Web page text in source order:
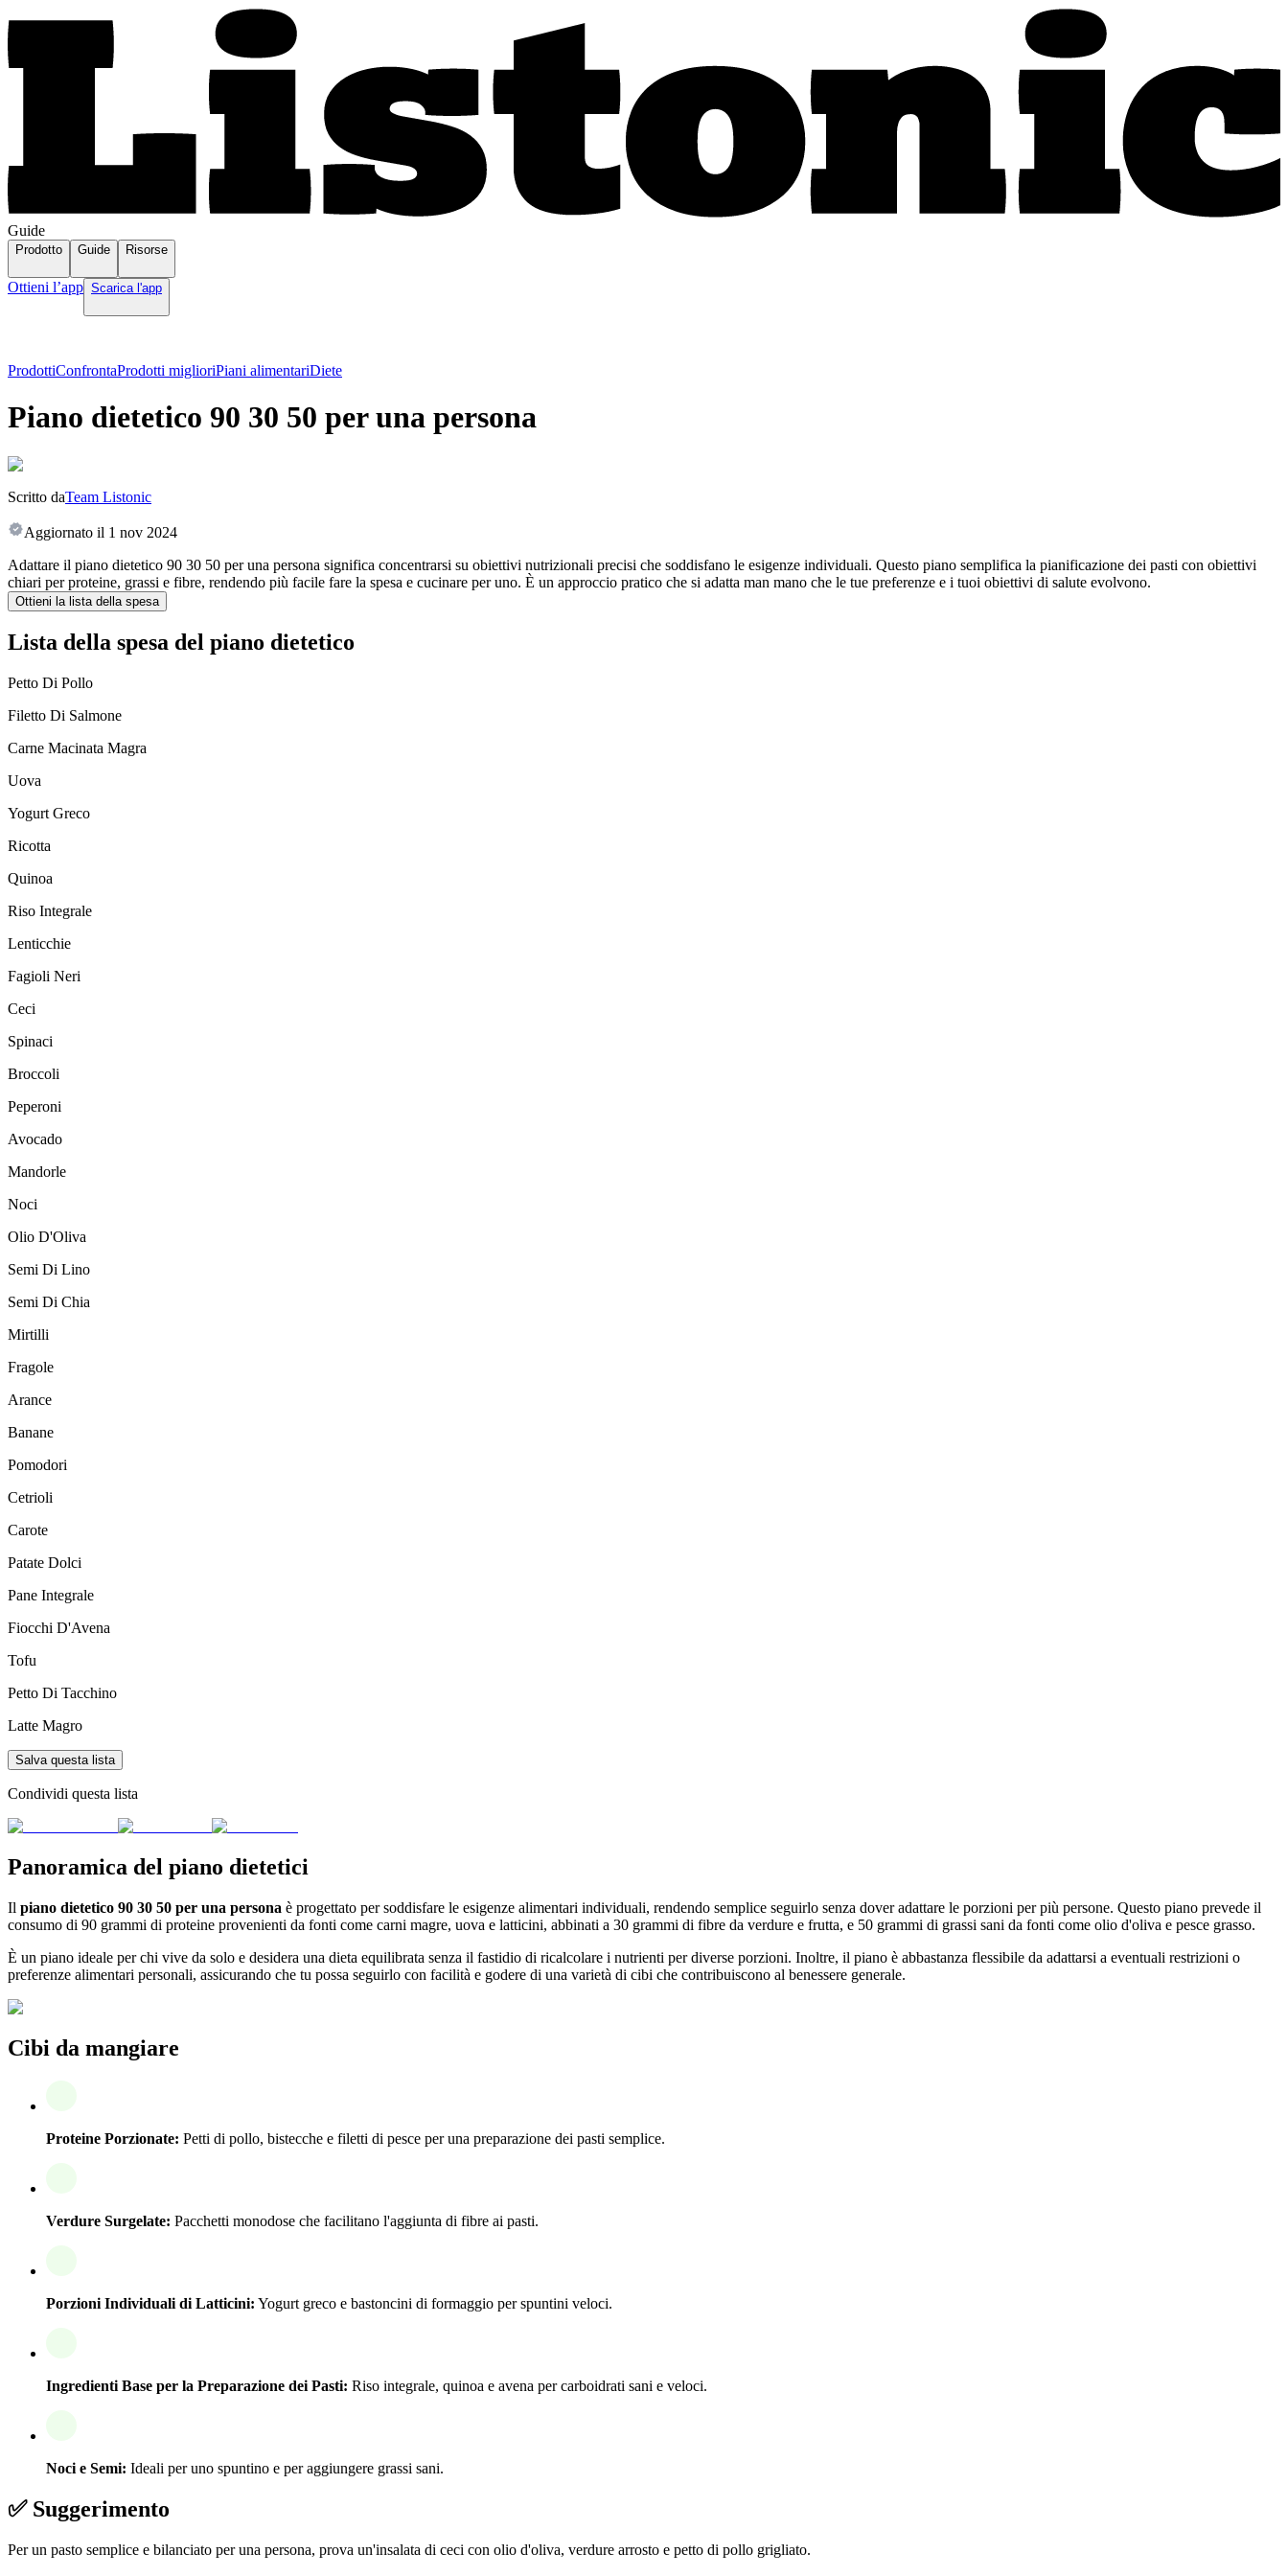
Guide
Prodotto Guide Risorse
Ottieni l’app Scarica l'app
ProdottiConfrontaProdotti miglioriPiani alimentariDiete
Piano dietetico 90 30 50 per una persona
Scritto daTeam Listonic
Aggiornato il 1 nov 2024
Adattare il piano dietetico 90 30 50 per una persona significa concentrarsi su obiettivi nutrizionali precisi che soddisfano le esigenze individuali. Questo piano semplifica la pianificazione dei pasti con obiettivi
chiari per proteine, grassi e fibre, rendendo più facile fare la spesa e cucinare per uno. È un approccio pratico che si adatta man mano che le tue preferenze e i tuoi obiettivi di salute evolvono.
Ottieni la lista della spesa
Lista della spesa del piano dietetico
Petto Di Pollo
Filetto Di Salmone
Carne Macinata Magra
Uova
Yogurt Greco
Ricotta
Quinoa
Riso Integrale
Lenticchie
Fagioli Neri
Ceci
Spinaci
Broccoli
Peperoni
Avocado
Mandorle
Noci
Olio D'Oliva
Semi Di Lino
Semi Di Chia
Mirtilli
Fragole
Arance
Banane
Pomodori
Cetrioli
Carote
Patate Dolci
Pane Integrale
Fiocchi D'Avena
Tofu
Petto Di Tacchino
Latte Magro
Salva questa lista
Condividi questa lista
Panoramica del piano dietetici
Il piano dietetico 90 30 50 per una persona è progettato per soddisfare le esigenze alimentari individuali, rendendo semplice seguirlo senza dover adattare le porzioni per più persone. Questo piano prevede il
consumo di 90 grammi di proteine provenienti da fonti come carni magre, uova e latticini, abbinati a 30 grammi di fibre da verdure e frutta, e 50 grammi di grassi sani da fonti come olio d'oliva e pesce grasso.
È un piano ideale per chi vive da solo e desidera una dieta equilibrata senza il fastidio di ricalcolare i nutrienti per diverse porzioni. Inoltre, il piano è abbastanza flessibile da adattarsi a eventuali restrizioni o
preferenze alimentari personali, assicurando che tu possa seguirlo con facilità e godere di una varietà di cibi che contribuiscono al benessere generale.
Cibi da mangiare
Proteine Porzionate: Petti di pollo, bistecche e filetti di pesce per una preparazione dei pasti semplice.
Verdure Surgelate: Pacchetti monodose che facilitano l'aggiunta di fibre ai pasti.
Porzioni Individuali di Latticini: Yogurt greco e bastoncini di formaggio per spuntini veloci.
Ingredienti Base per la Preparazione dei Pasti: Riso integrale, quinoa e avena per carboidrati sani e veloci.
Noci e Semi: Ideali per uno spuntino e per aggiungere grassi sani.
✅ Suggerimento
Per un pasto semplice e bilanciato per una persona, prova un'insalata di ceci con olio d'oliva, verdure arrosto e petto di pollo grigliato.